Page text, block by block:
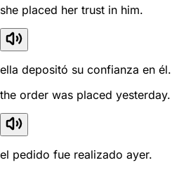
she placed her trust in him.
ella depositó su confianza en él.
the order was placed yesterday.
el pedido fue realizado ayer.